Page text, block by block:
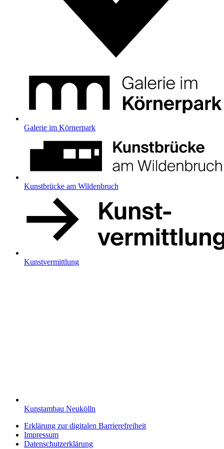
Galerie im Körnerpark
Kunstbrücke am Wildenbruch
Kunstvermittlung
Kunstambau Neukölln
Erklärung zur digitalen Barrierefreiheit
Impressum
Datenschutzerklärung